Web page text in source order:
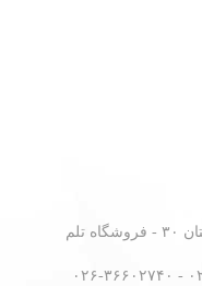
کرج - جاده فردیس - نبش گلستان ۳۰ - فروشگاه تلم